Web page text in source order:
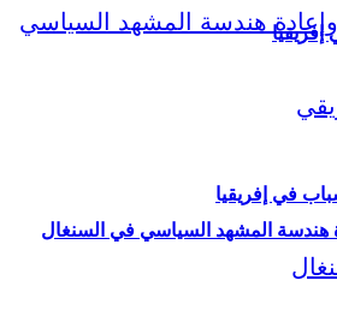
هندسة المشهد السياسي في السنغال
إفريقيا
في إفريقيا